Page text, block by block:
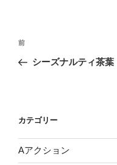
投
ナ
ー
シ
ョ
前
の
前
シーズナルティ茶葉
カテゴリー
Aアクション